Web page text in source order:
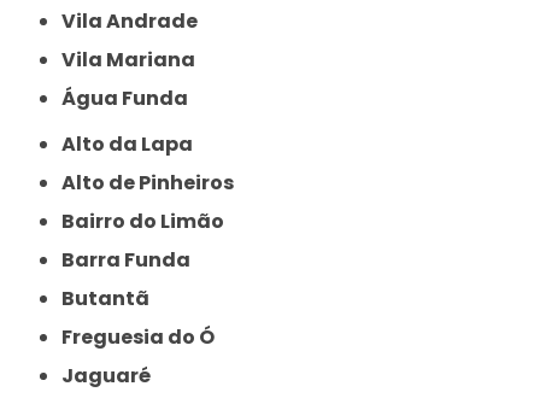
Vila Andrade
Vila Mariana
Água Funda
Alto da Lapa
Alto de Pinheiros
Bairro do Limão
Barra Funda
Butantã
Freguesia do Ó
Jaguaré